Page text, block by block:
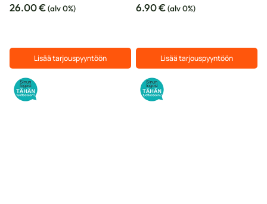
26.00€(alv 0%)
Lisää tarjouspyyntöön
6.90€(alv 0%)
Lisää tarjouspyyntöön